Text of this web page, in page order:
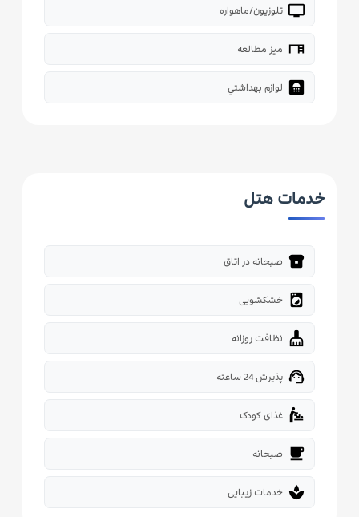
tv تلوزیون/ماهواره
desk میز مطالعه
bathroom لوازم بهداشتي
خدمات هتل
breakfast_dining صبحانه در اتاق
local_laundry_service خشکشویی
cleaning_services نظافت روزانه
support_agent پذیرش 24 ساعته
baby_changing_station غذای کودک
free_breakfast صبحانه
spa خدمات زیبایی